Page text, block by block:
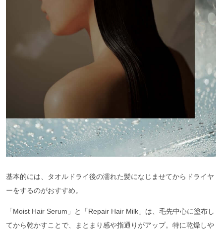
基本的には、タオルドライ後の濡れた髪になじませてからドライヤ
ーをするのがおすすめ。
「Moist Hair Serum」と「Repair Hair Milk」は、毛先中心に塗布し
てから乾かすことで、まとまり感や指通りがアップ。特に乾燥しや